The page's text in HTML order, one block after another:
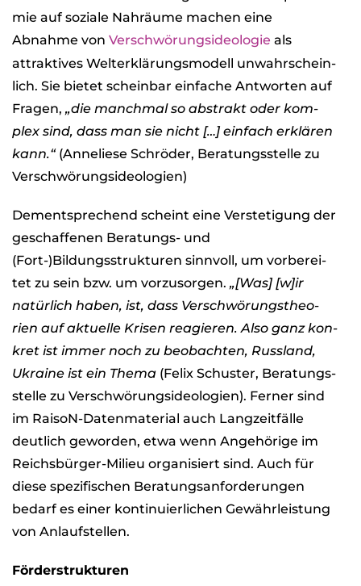
mie auf soziale Nah­räume machen eine
Abnahme von Ver­schwö­rungs­ideo­lo­gie als
attrak­ti­ves Welt­erklä­rungs­mo­dell unwahr­schein­
lich. Sie bie­tet schein­bar ein­fa­che Ant­wor­ten auf
Fra­gen, „die manch­mal so abs­trakt oder kom­
plex sind, dass man sie nicht […] ein­fach erklä­ren
kann.“ (Anne­liese Schrö­der, Bera­tungs­stelle zu
Ver­schwö­rungs­ideo­lo­gien)
Dem­entspre­chend scheint eine Ver­ste­ti­gung der
geschaf­fe­nen Bera­tungs- und
(Fort-)Bildungsstrukturen sinn­voll, um vor­be­rei­
tet zu sein bzw. um vor­zu­sor­gen. „[Was] [w]ir
natür­lich haben, ist, dass Ver­schwö­rungs­theo­
rien auf aktu­elle Kri­sen reagie­ren. Also ganz kon­
kret ist immer noch zu beob­ach­ten, Russ­land,
Ukraine ist ein Thema (Felix Schus­ter, Bera­tungs­
stelle zu Ver­schwö­rungs­ideo­lo­gien). Fer­ner sind
im Rai­soN-Daten­ma­te­rial auch Lang­zeit­fälle
deut­lich gewor­den, etwa wenn Ange­hö­rige im
Reichs­bür­ger-Milieu orga­ni­siert sind. Auch für
diese spe­zi­fi­schen Bera­tungs­an­for­de­run­gen
bedarf es einer kon­ti­nu­ier­li­chen Gewähr­leis­tung
von Anlauf­stel­len.
För­der­struk­tu­ren